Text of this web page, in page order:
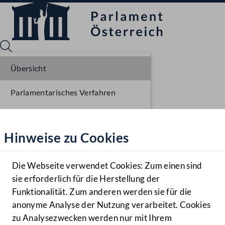
Hilfe
Benutzer
Navigationsmenü öffnen
MENÜ
Hinweise zu Cookies
Die Webseite verwendet Cookies: Zum einen sind
sie erforderlich für die Herstellung der
Funktionalität. Zum anderen werden sie für die
anonyme Analyse der Nutzung verarbeitet. Cookies
zu Analysezwecken werden nur mit Ihrem
Übersicht
Parlamentarisches Verfahren
Ausschussberatungen NR
Plenarberatungen NR
Einlangen BR
Ausschussberatungen BR